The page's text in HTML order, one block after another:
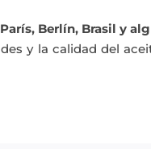
Berlín, Brasil y
y la calidad del